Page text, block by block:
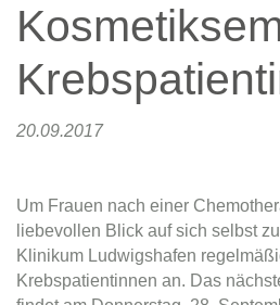
20.09.2017
Um Frauen nach einer
liebevollen Blick auf sich selbst
Klinikum Ludwigshafen
Krebspatientinnen an. Das